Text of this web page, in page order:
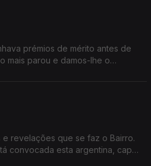
prémios de mérito antes de
mais parou e damos-lhe o
revelações que se faz o Bairro.
convocada esta argentina, capaz